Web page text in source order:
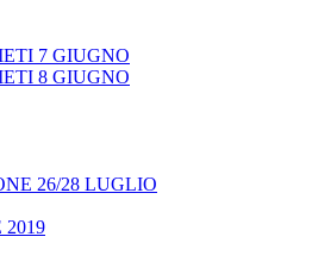
7 GIUGNO
8 GIUGNO
26/28 LUGLIO
2019